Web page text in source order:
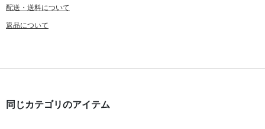
配送・送料について
返品について
同じカテゴリのアイテム